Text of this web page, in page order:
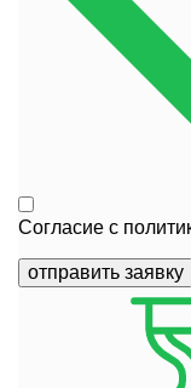
Согласие с
отправить заявку